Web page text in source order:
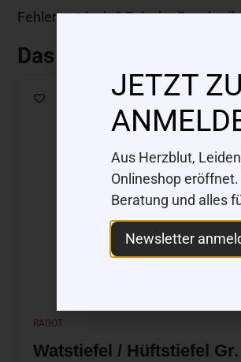
Fehler entdeckt? Falsche
Das könnte Dir auch
RAGOT
Watstiefel / Hüftstiefel Gr.
JETZT
Aus Herzblut,
Onlineshop
Beratung und alles
Newsletter